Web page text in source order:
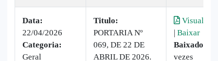
Data:
22/04/2026
Categoria:
Geral
Titulo:
PORTARIA Nº
069, DE 22 DE
ABRIL DE 2026.
Visualizar
| Baixar
Baixado:
vezes